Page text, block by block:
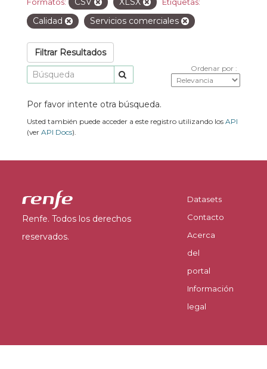
Calidad Servicios comerciales
Filtrar Resultados
Ordenar por
Por favor intente otra búsqueda.
Usted también puede acceder a este registro utilizando los API
(ver API Docs).
Renfe. Todos los derechos
reservados.
Datasets
Contacto
Acerca
del
portal
Información
legal